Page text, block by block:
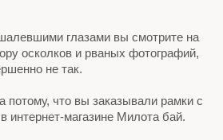
глазами вы смотрите на
осколков и рваных фотографий,
не так.
потому, что вы заказывали рамки с
интернет-магазине Милота бай.